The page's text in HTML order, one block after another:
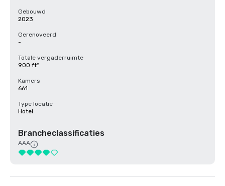
Gebouwd
2023
Gerenoveerd
-
Totale vergaderruimte
900 ft²
Kamers
661
Type locatie
Hotel
Brancheclassificaties
AAA